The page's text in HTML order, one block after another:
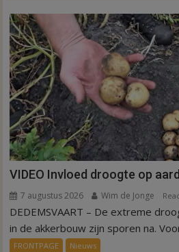
VIDEO Invloed droogte op
7 augustus 2026 Wim de Jonge
DEDEMSVAART – De extreme
in de akkerbouw zijn sporen na.
FRONTPAGE Nieuws